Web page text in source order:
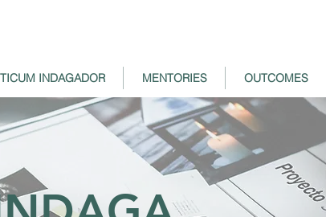
INDAGADOR MENTORIES OUTCOMES